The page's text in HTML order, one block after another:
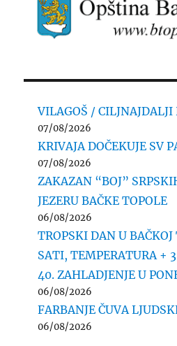
VILAGOŠ /
07/08/2026
KRIVAJA DOČEKUJE SV
07/08/2026
ZAKAZAN “BOJ”
JEZERU BAČKE TOPOLE
06/08/2026
TROPSKI DAN U
SATI, TEMPERATURA +
40. ZAHLADJENJE U
06/08/2026
FARBANJE ČUVA
06/08/2026